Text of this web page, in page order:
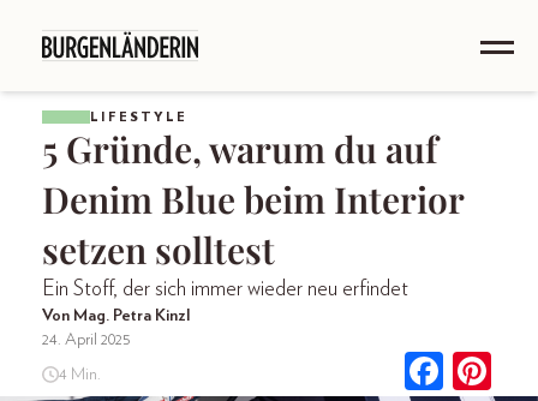
LIFESTYLE
5 Gründe, warum du auf
Denim Blue beim Interior
setzen solltest
Ein Stoff, der sich immer wieder neu erfindet
Von Mag. Petra Kinzl
24. April 2025
4 Min.